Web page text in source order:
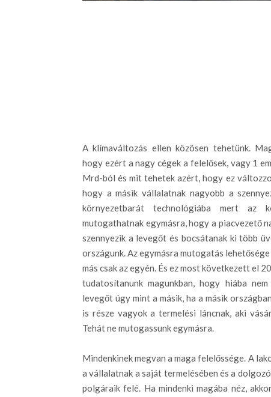
A klímaváltozás ellen közösen tehetünk.
hogy ezért a nagy cégek a felelősek, vagy 1
Mrd-ból és mit tehetek azért, hogy ez
hogy a másik vállalatnak nagyobb a
környezetbarát technológiába mert az
mutogathatnak egymásra, hogy a piacvezető
szennyezik a levegőt és bocsátanak ki több
országunk. Az egymásra mutogatás
más csak az egyén. És ez most következett el
tudatosítanunk magunkban, hogy hiába
levegőt úgy mint a másik, ha a másik
is része vagyok a termelési láncnak, aki
Tehát ne mutogassunk egymásra.
Mindenkinek megvan a maga felelőssége. A
a vállalatnak a saját termelésében és a
polgáraik felé. Ha mindenki magába néz,